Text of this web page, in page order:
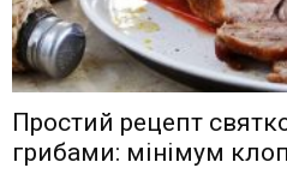
Простий рецепт
грибами: мінімум